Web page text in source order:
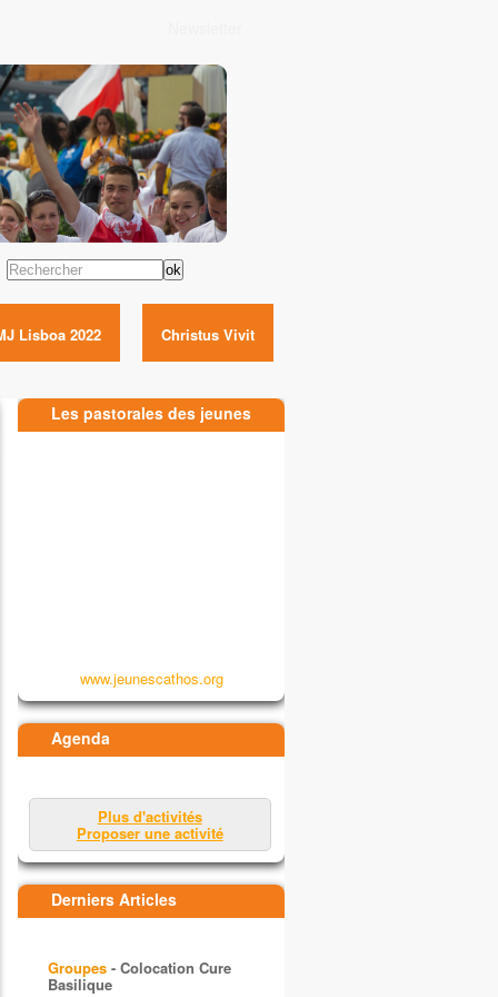
Rechercher
Lisboa 2022 Christus Vivit
Les pastorales des jeunes
www.jeunescathos.org
Agenda
Plus d'activités
Proposer une activité
Derniers Articles
Groupes - Colocation Cure
Basilique